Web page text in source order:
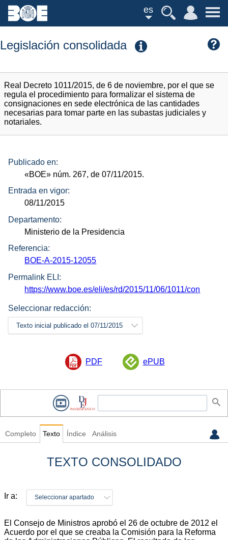
es
Legislación consolidada
Real Decreto 1011/2015, de 6 de noviembre, por el que se
regula el procedimiento para formalizar el sistema de
consignaciones en sede electrónica de las cantidades
necesarias para tomar parte en las subastas judiciales y
notariales.
Publicado en:
«BOE» núm. 267, de 07/11/2015.
Entrada en vigor:
08/11/2015
Departamento:
Ministerio de la Presidencia
Referencia:
BOE-A-2015-12055
Permalink ELI:
https://www.boe.es/eli/es/rd/2015/11/06/1011/con
Seleccionar redacción:
Texto inicial publicado el 07/11/2015
PDF ePUB
Completo Texto Índice Análisis
TEXTO CONSOLIDADO
Ir a: Seleccionar apartado
El Consejo de Ministros aprobó el 26 de octubre de 2012 el
Acuerdo por el que se creaba la Comisión para la Reforma